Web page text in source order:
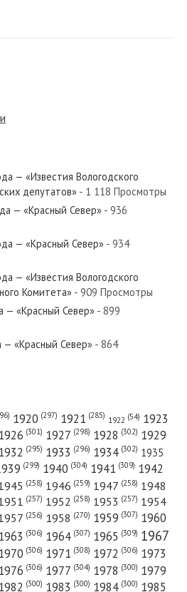
— «Красный Север»
— «Красный Север»
— «Красный Север»
— «Красный Север»
— «Красный Север»
— «Известия Вологодского
депутатов» - 1 118 Просмотры
— «Красный Север» - 936
— «Красный Север» - 934
— «Известия Вологодского
Комитета» - 909 Просмотры
— «Красный Север» - 899
«Красный Север» - 864
1920 (297) 1921 (285) 1922 (54) 1923
(301) 1927 (298) 1928 (302) 1929
(295) 1933 (296) 1934 (302) 1935
(299) 1940 (304) 1941 (309) 1942
(258) 1946 (259) 1947 (258) 1948
(257) 1952 (258) 1953 (257) 1954
(256) 1958 (270) 1959 (307) 1960
(306) 1964 (307) 1965 (309) 1967
(306) 1971 (308) 1972 (306) 1973
(306) 1977 (304) 1978 (300) 1979
(300) 1983 (300) 1984 (300) 1985